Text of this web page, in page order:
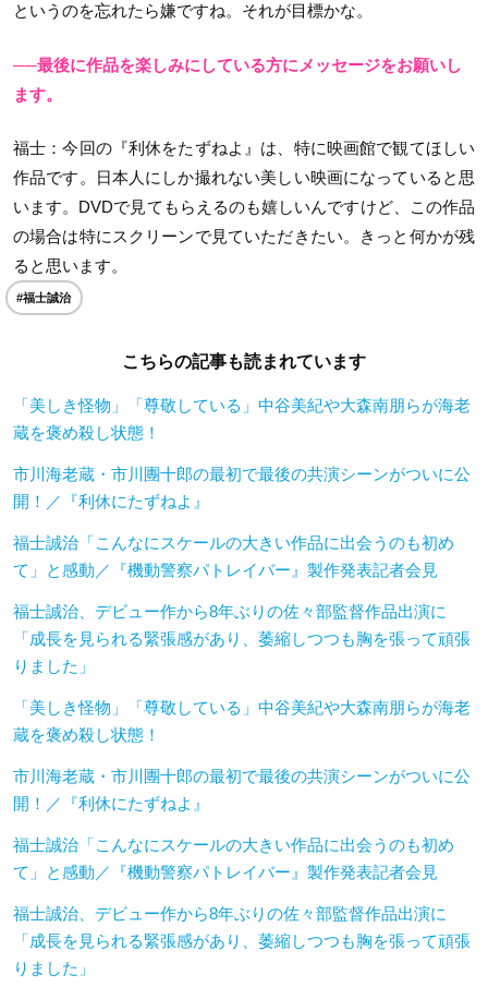
というのを忘れたら嫌ですね。それが目標かな。
──最後に作品を楽しみにしている方にメッセージをお願いし
ます。
福士 ：今回の『利休をたずねよ』は、特に映画館で観てほしい
作品です。日本人にしか撮れない美しい映画になっていると思
います。DVDで見てもらえるのも嬉しいんですけど、この作品
の場合は特にスクリーンで見ていただきたい。きっと何かが残
ると思います。
#福士誠治
こちらの記事も読まれています
「美しき怪物」「尊敬している」中谷美紀や大森南朋らが海老
蔵を褒め殺し状態！
市川海老蔵・市川團十郎の最初で最後の共演シーンがついに公
開！／『利休にたずねよ』
福士誠治「こんなにスケールの大きい作品に出会うのも初め
て」と感動／『機動警察パトレイバー』製作発表記者会見
福士誠治、デビュー作から8年ぶりの佐々部監督作品出演に
「成長を見られる緊張感があり、萎縮しつつも胸を張って頑張
りました」
「美しき怪物」「尊敬している」中谷美紀や大森南朋らが海老
蔵を褒め殺し状態！
市川海老蔵・市川團十郎の最初で最後の共演シーンがついに公
開！／『利休にたずねよ』
福士誠治「こんなにスケールの大きい作品に出会うのも初め
て」と感動／『機動警察パトレイバー』製作発表記者会見
福士誠治、デビュー作から8年ぶりの佐々部監督作品出演に
「成長を見られる緊張感があり、萎縮しつつも胸を張って頑張
りました」